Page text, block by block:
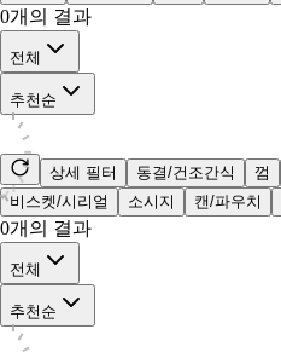
0개의 결과
전체
추천순
상세 필터 동결/건조간식 껌
비스켓/시리얼
소시지 캔/파우치
0개의 결과
전체
추천순